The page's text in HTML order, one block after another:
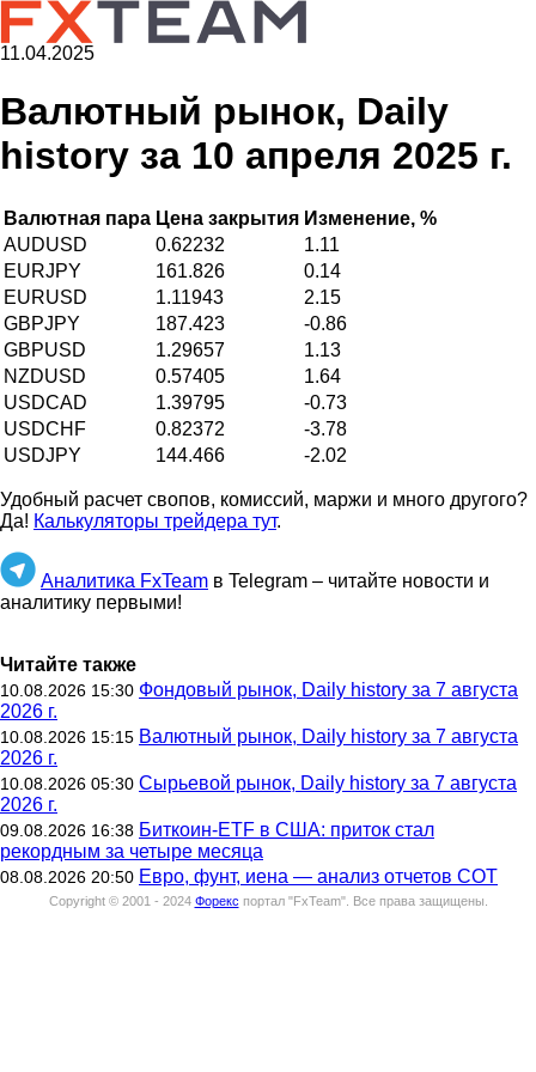
11.04.2025
Валютный рынок, Daily
history за 10 апреля 2025 г.
Валютная пара Цена закрытия Изменение, %
AUDUSD
0.62232
1.11
EURJPY
161.826
0.14
EURUSD
1.11943
2.15
GBPJPY
187.423
-0.86
GBPUSD
1.29657
1.13
NZDUSD
0.57405
1.64
USDCAD
1.39795
-0.73
USDCHF
0.82372
-3.78
USDJPY
144.466 -2.02
Удобный расчет свопов, комиссий, маржи и много другого?
Да! Калькуляторы трейдера тут.
Аналитика FxTeam в Telegram – читайте новости и
аналитику первыми!
Читайте также
10.08.2026 15:30 Фондовый рынок, Daily history за 7 августа
2026 г.
10.08.2026 15:15 Валютный рынок, Daily history за 7 августа
2026 г.
10.08.2026 05:30 Сырьевой рынок, Daily history за 7 августа
2026 г.
09.08.2026 16:38 Биткоин-ETF в США: приток стал
рекордным за четыре месяца
08.08.2026 20:50 Евро, фунт, иена — анализ отчетов СОТ
Copyright © 2001 - 2024 Форекс портал "FxTeam". Все права защищены.